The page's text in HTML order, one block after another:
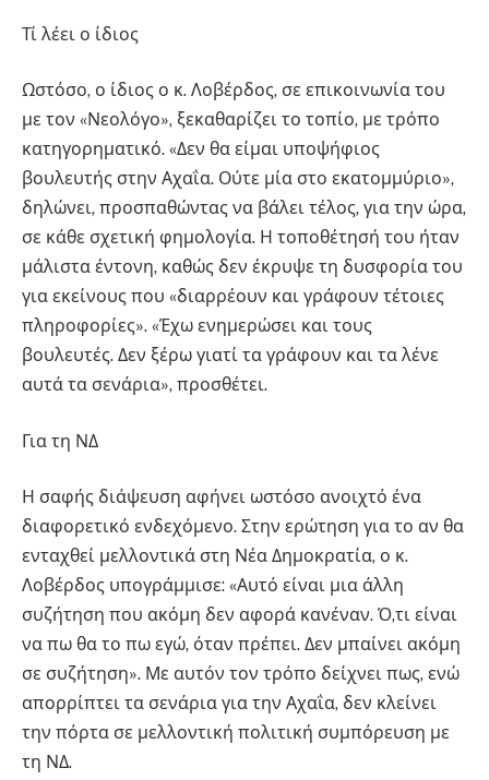
Τί λέει ο ίδιος
Ωστόσο, ο ίδιος ο κ. Λοβέρδος, σε επικοινωνία του
με τον «Νεολόγο», ξεκαθαρίζει το τοπίο, με τρόπο
κατηγορηματικό. «Δεν θα είμαι υποψήφιος
βουλευτής στην Αχαΐα. Ούτε μία στο εκατομμύριο»,
δηλώνει, προσπαθώντας να βάλει τέλος, για την ώρα,
σε κάθε σχετική φημολογία. Η τοποθέτησή του ήταν
μάλιστα έντονη, καθώς δεν έκρυψε τη δυσφορία του
για εκείνους που «διαρρέουν και γράφουν τέτοιες
πληροφορίες». «Έχω ενημερώσει και τους
βουλευτές. Δεν ξέρω γιατί τα γράφουν και τα λένε
αυτά τα σενάρια», προσθέτει.
Για τη ΝΔ
Η σαφής διάψευση αφήνει ωστόσο ανοιχτό ένα
διαφορετικό ενδεχόμενο. Στην ερώτηση για το αν θα
ενταχθεί μελλοντικά στη Νέα Δημοκρατία, ο κ.
Λοβέρδος υπογράμμισε: «Αυτό είναι μια άλλη
συζήτηση που ακόμη δεν αφορά κανέναν. Ό,τι είναι
να πω θα το πω εγώ, όταν πρέπει. Δεν μπαίνει ακόμη
σε συζήτηση». Με αυτόν τον τρόπο δείχνει πως, ενώ
απορρίπτει τα σενάρια για την Αχαΐα, δεν κλείνει
την πόρτα σε μελλοντική πολιτική συμπόρευση με
τη ΝΔ.